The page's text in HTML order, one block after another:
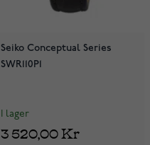
Seiko Conceptual Series
SWR110P1
I lager
3 520,00 Kr